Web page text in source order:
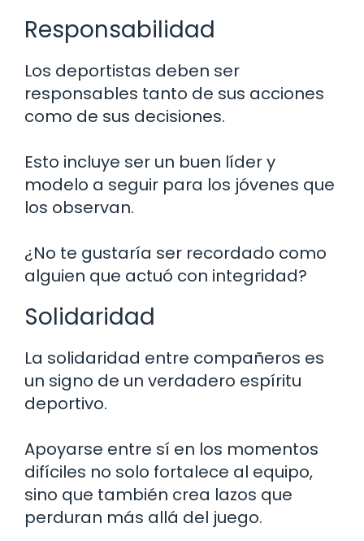
Responsabilidad
Los deportistas deben ser
responsables tanto de sus acciones
como de sus decisiones.
Esto incluye ser un buen líder y
modelo a seguir para los jóvenes que
los observan.
¿No te gustaría ser recordado como
alguien que actuó con integridad?
Solidaridad
La solidaridad entre compañeros es
un signo de un verdadero espíritu
deportivo.
Apoyarse entre sí en los momentos
difíciles no solo fortalece al equipo,
sino que también crea lazos que
perduran más allá del juego.